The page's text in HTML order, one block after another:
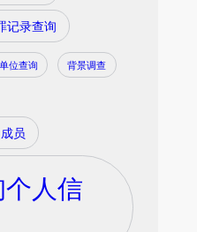
记录查询
位查询 背景调查
员
人信